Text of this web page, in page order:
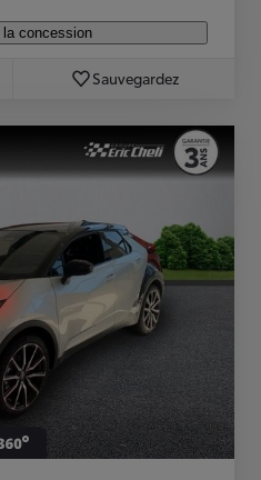
concession
Sauvegardez